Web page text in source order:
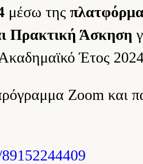
μέσω της
Πρακτική Άσκηση
Έτος
Zoom και